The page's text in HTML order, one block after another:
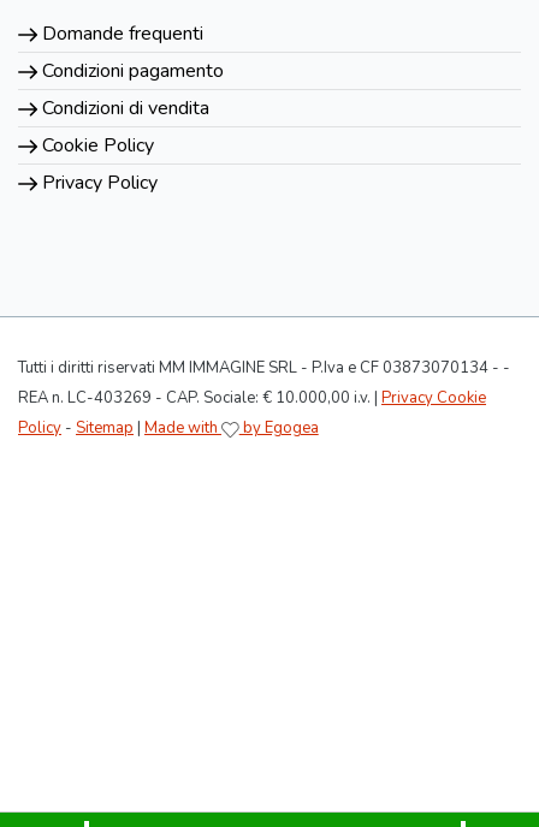
Domande frequenti
Condizioni pagamento
Condizioni di vendita
Cookie Policy
Privacy Policy
Tutti i diritti riservati MM IMMAGINE SRL - P.Iva e CF 03873070134 - -
REA n. LC-403269 - CAP. Sociale: € 10.000,00 i.v. | Privacy Cookie
Policy - Sitemap Made with by Egogea